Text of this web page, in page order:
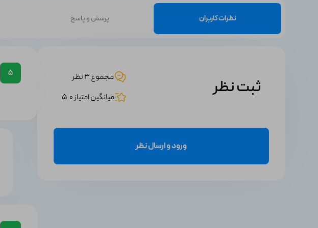
نظرات کاربران پرسش و پاسخ
ثبت نظر
مجموع 3 نظر
میانگین امتیاز 5.0
ورود و ارسال نظر
5